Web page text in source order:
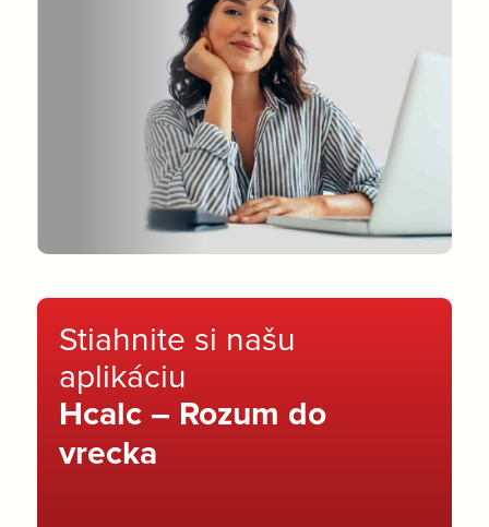
Stiahnite si našu
aplikáciu
Hcalc – Rozum do
vrecka